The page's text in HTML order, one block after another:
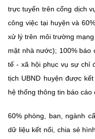
Địa chỉ: Ban Biên tập Cổng
Email:
stc@mst.gov.vn
©2026 Bản quyền thuộc
(Ghi rõ nguồn "https://
website này)
trực tuyến trên cổng dịch
công việc tại huyện và
xử lý trên môi trường
mật nhà nước); 100% báo
tế - xã hội phục vụ sự chỉ
tịch UBND huyện được
hệ thống thông tin báo cáo
60% phòng, ban, ngành
dữ liệu kết nối, chia sẻ